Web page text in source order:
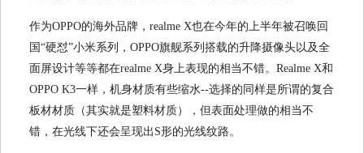
作为OPPO的海外品牌，realme X也在今年的上半年被召唤回
国“硬怼”小米系列，OPPO旗舰系列搭载的升降摄像头以及全
面屏设计等等都在realme X身上表现的相当不错。Realme X和
OPPO K3一样，机身材质有些缩水--选择的同样是所谓的复合
板材材质（其实就是塑料材质），但表面处理做的相当不
错，在光线下还会呈现出S形的光线纹路。